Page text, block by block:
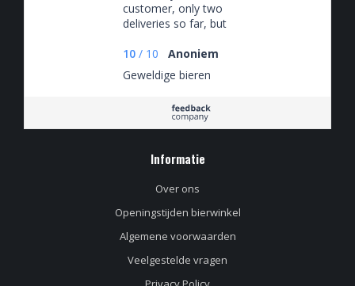
customer, only two
deliveries so far, but
Interesting and
varied selection of
beers (that I would
otherwise have
come across) and
my Untappd history.
delivery. Nothing
10 / 10
Anoniem
Geweldige bieren
Informatie
Over ons
Openingstijden bierwinkel
Algemene voorwaarden
Veelgestelde vragen